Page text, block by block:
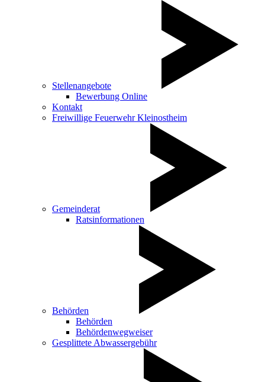
Stellenangebote
Bewerbung Online
Kontakt
Freiwillige Feuerwehr Kleinostheim
Gemeinderat
Ratsinformationen
Behörden
Behörden
Behördenwegweiser
Gesplittete Abwassergebühr